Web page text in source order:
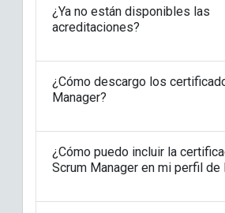
¿Ya no están disponibles las
acreditaciones?
¿Cómo descargo los
Manager?
¿Cómo puedo incluir la
Scrum Manager en mi perfil de